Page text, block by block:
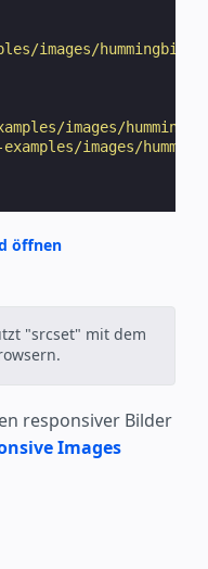
images/
images/
images/
öffnen
"srcset" mit dem
responsiver Bilder
Images